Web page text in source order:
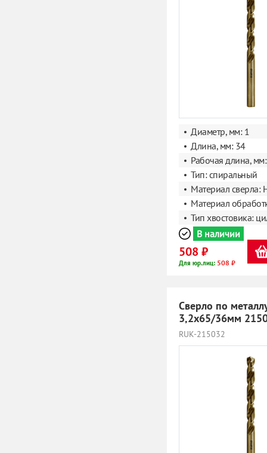
Диаметр, мм: 1
Длина, мм: 34
Рабочая длина,
Тип: спиральный
Материал сверла:
Материал
Тип хвостовика:
В наличии
508 ₽
Для юр.лиц: 508 ₽
Сверло по
3,2х65/36мм
RUK-215032